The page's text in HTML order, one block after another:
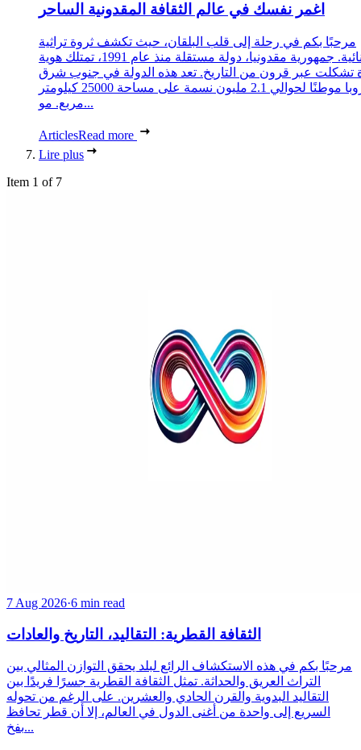
اغمر نفسك في عالم الثقافة المقدونية الساحر
مرحبًا بكم في رحلة إلى قلب البلقان، حيث تكشف ثروة تراثية
استثنائية. جمهورية مقدونيا، دولة مستقلة منذ عام 1991، تمتلك هوية
تشكلت عبر قرون من التاريخ. تعد هذه الدولة في جنوب شرق
أوروبا موطنًا لحوالي 2.1 مليون نسمة على مساحة 25000 كيلومتر
مربع. مو...
ArticlesRead more
Lire plus
Item 1 of 7
7 Aug 2026·6 min read
الثقافة القطرية: التقاليد، التاريخ والعادات
مرحبًا بكم في هذه الاستكشاف الرائع لبلد يحقق التوازن المثالي بين
التراث العريق والحداثة. تمثل الثقافة القطرية جسرًا فريدًا بين
التقاليد البدوية والقرن الحادي والعشرين. على الرغم من تحوله
السريع إلى واحدة من أغنى الدول في العالم، إلا أن قطر تحافظ
بفخ...